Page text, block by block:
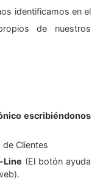
identificamos en el
de nuestros
escribiéndonos
Clientes
Line (El botón ayuda